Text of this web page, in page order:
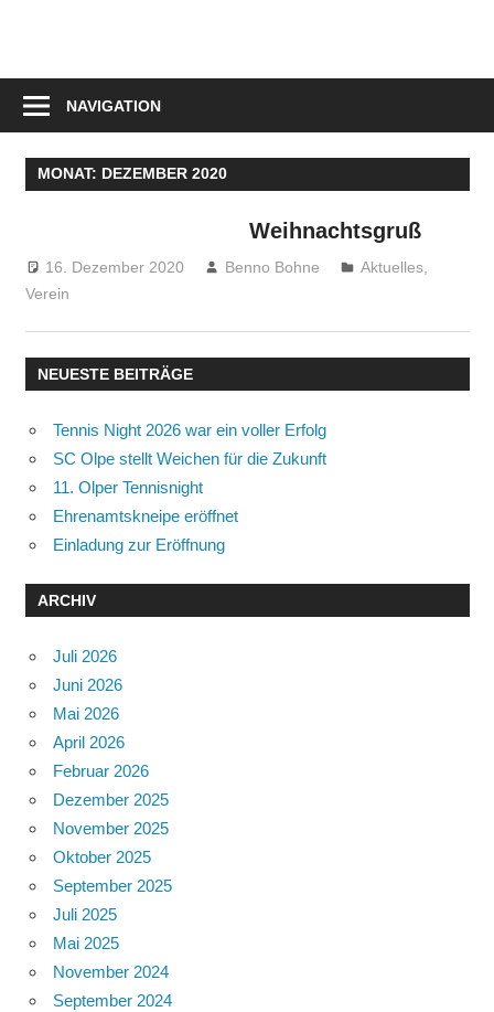
NAVIGATION
MONAT: DEZEMBER 2020
Weihnachtsgruß
16. Dezember 2020 Benno Bohne Aktuelles
Verein
NEUESTE BEITRÄGE
Tennis Night 2026 war ein voller Erfolg
SC Olpe stellt Weichen für die Zukunft
11. Olper Tennisnight
Ehrenamtskneipe eröffnet
Einladung zur Eröffnung
ARCHIV
Juli 2026
Juni 2026
Mai 2026
April 2026
Februar 2026
Dezember 2025
November 2025
Oktober 2025
September 2025
Juli 2025
Mai 2025
November 2024
September 2024